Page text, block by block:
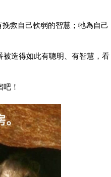
救自己軟弱的智慧；牠為自己
造得如此有聰明、有智慧，看
！